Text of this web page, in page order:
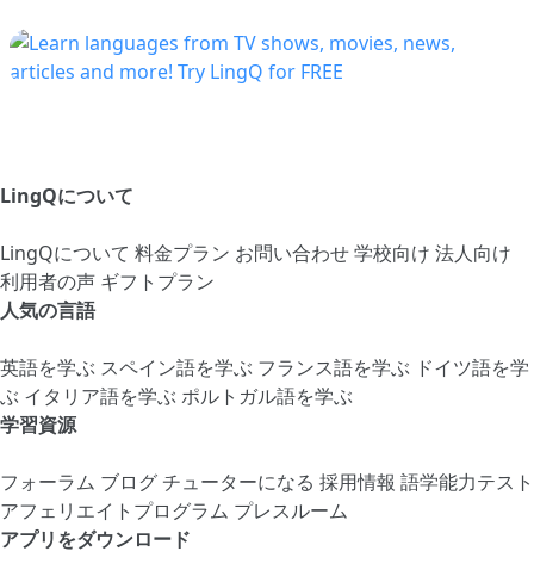
LingQについて
LingQについて 料金プラン お問い合わせ学校向け 法人向け
利用者の声 ギフトプラン
人気の言語
英語を学ぶ スペイン語を学ぶ フランス語を学ぶ ドイツ語を学
ぶ イタリア語を学ぶ ポルトガル語を学ぶ
学習資源
フォーラム ブログチューターになる 採用情報 語学能力テスト
アフェリエイトプログラム プレスルーム
アプリをダウンロード